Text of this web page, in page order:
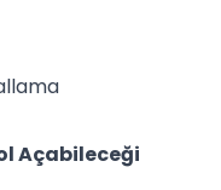
Açabileceği